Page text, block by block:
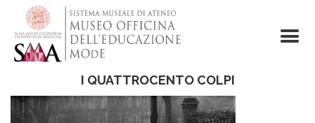
contenuto
principale
I QUATTROCENTO COLPI